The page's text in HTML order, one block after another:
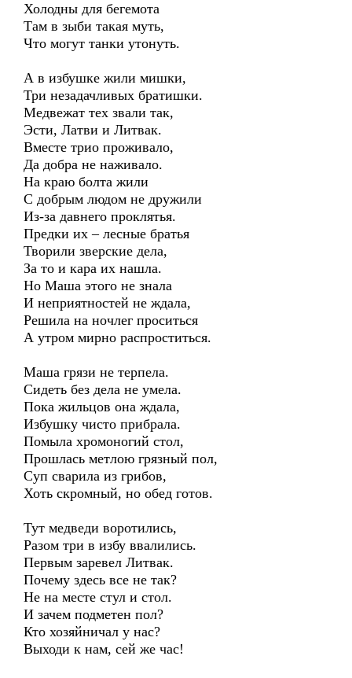
Холодны для бегемота
Там в зыби такая муть,
Что могут танки утонуть.
А в избушке жили мишки,
Три незадачливых братишки.
Медвежат тех звали так,
Эсти, Латви и Литвак.
Вместе трио проживало,
Да добра не наживало.
На краю болта жили
С добрым людом не дружили
Из-за давнего проклятья.
Предки их – лесные братья
Творили зверские дела,
За то и кара их нашла.
Но Маша этого не знала
И неприятностей не ждала,
Решила на ночлег проситься
А утром мирно распроститься.
Маша грязи не терпела.
Сидеть без дела не умела.
Пока жильцов она ждала,
Избушку чисто прибрала.
Помыла хромоногий стол,
Прошлась метлою грязный пол,
Суп сварила из грибов,
Хоть скромный, но обед готов.
Тут медведи воротились,
Разом три в избу ввалились.
Первым заревел Литвак.
Почему здесь все не так?
Не на месте стул и стол.
И зачем подметен пол?
Кто хозяйничал у нас?
Выходи к нам, сей же час!